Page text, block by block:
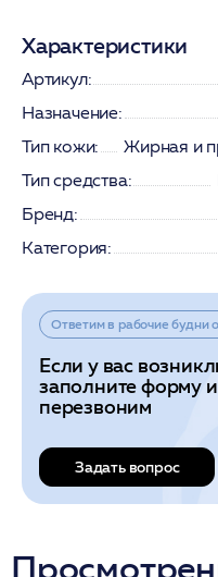
Характеристики
Артикул:
Назначение:
Тип кожи:
Жирная и
Тип средства:
Бренд:
Категория:
Ответим в рабочие будни
Если у вас
заполните форму
перезвоним
Задать вопрос